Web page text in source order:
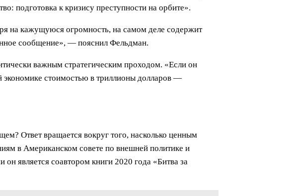
подготовка к кризису преступности на орбите».
на кажущуюся огромность, на самом деле содержит
сообщение», — пояснил Фельдман.
важным стратегическим проходом. «Если он
стоимостью в триллионы долларов —
Ответ вращается вокруг того, насколько ценным
в Американском совете по внешней политике и
является соавтором книги 2020 года «Битва за